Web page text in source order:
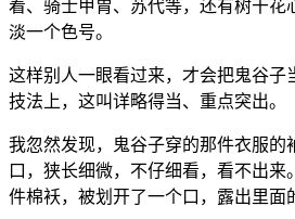
着、骑士甲胄、苏代等，还有树干花
淡一个色号。
这样别人一眼看过来，才会把鬼谷子
技法上，这叫详略得当、重点突出。
我忽然发现，鬼谷子穿的那件衣服的
口，狭长细微，不仔细看，看不出来
件棉袄，被划开了一个口，露出里面